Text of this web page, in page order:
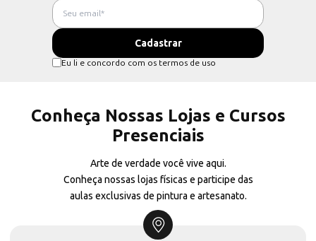
Eu li e concordo com os termos de uso
Conheça Nossas Lojas e Cursos
Presenciais
Arte de verdade você vive aqui.
Conheça nossas lojas físicas e participe das
aulas exclusivas de pintura e artesanato.